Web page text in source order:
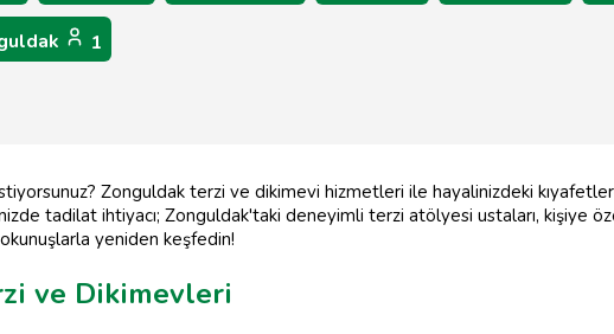
1
mı istiyorsunuz? Zonguldak terzi ve dikimevi hizmetleri ile hayalinizdeki
tadilat ihtiyacı; Zonguldak'taki deneyimli terzi atölyesi ustaları, kişiye
yeniden keşfedin!
ve Dikimevleri